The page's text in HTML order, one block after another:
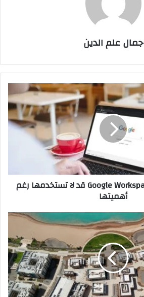
جمال علم الدين
3 مزايا خفية فى Google Workspace قد لا تستخدمها رغم
أهميتها